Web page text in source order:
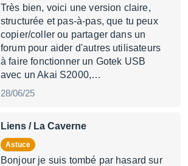
Très bien, voici une version claire,
structurée et pas-à-pas, que tu peux
copier/coller ou partager dans un
forum pour aider d'autres utilisateurs
à faire fonctionner un Gotek USB
avec un Akai S2000,…
28/06/25
Liens / La Caverne
Astuce
Bonjour je suis tombé par hasard sur